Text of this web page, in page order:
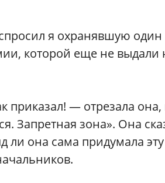
я охранявшую один
которой еще не
приказал! — отрезала
Запретная зона». Она
она сама придумала